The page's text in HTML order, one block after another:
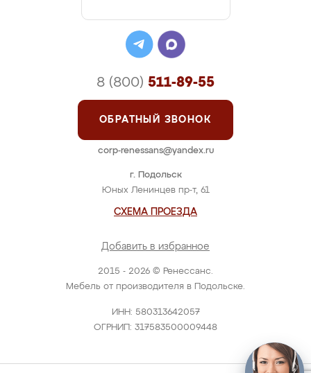
2015 - 2026 © Ренессанс.
Мебель от производителя в Подольске.
ИНН: 580313642057
ОГРНИП: 317583500009448
г. Подольск
Юных Ленинцев пр-т, 61
СХЕМА ПРОЕЗДА
Добавить в избранное
8 (800) 511-89-55
ОБРАТНЫЙ ЗВОНОК
corp-renessans@yandex.ru